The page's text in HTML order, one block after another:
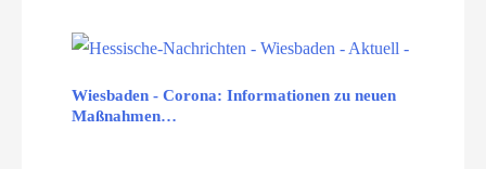
Wiesbaden - Corona: Informationen zu neuen
Maßnahmen…